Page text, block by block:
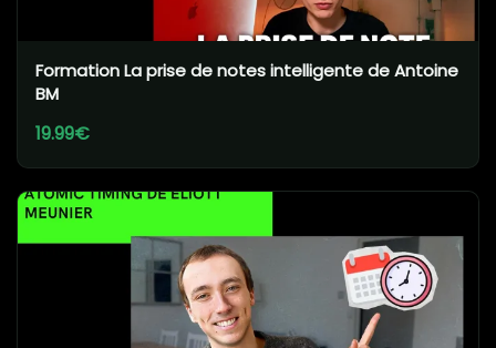
Formation La prise de notes intelligente de Antoine
BM
19.99€